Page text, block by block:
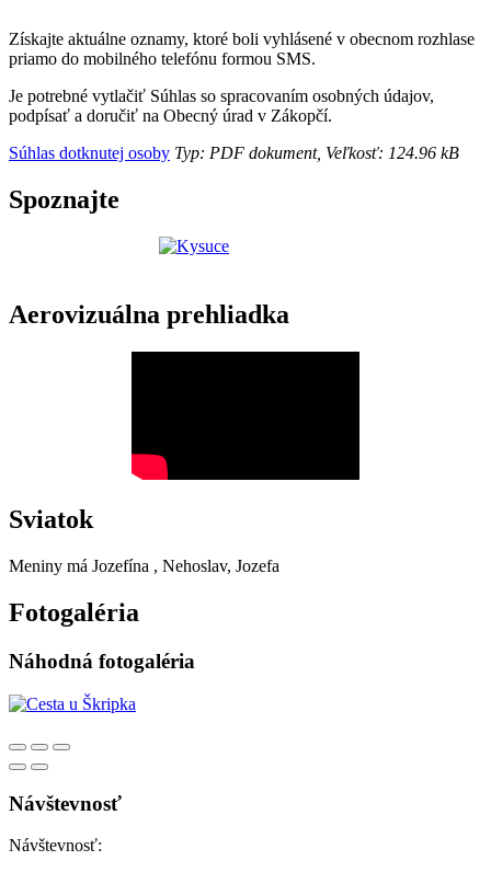
Získajte aktuálne oznamy, ktoré boli vyhlásené v obecnom rozhlase
priamo do mobilného telefónu formou SMS.
Je potrebné vytlačiť Súhlas so spracovaním osobných údajov,
podpísať a doručiť na Obecný úrad v Zákopčí.
Súhlas dotknutej osoby Typ: PDF dokument, Veľkosť: 124.96 kB
Spoznajte
Aerovizuálna prehliadka
Sviatok
Meniny má Jozefína , Nehoslav, Jozefa
Fotogaléria
Náhodná fotogaléria
Návštevnosť
Návštevnosť: